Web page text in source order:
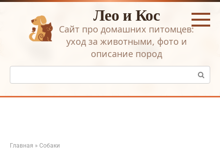
Перейти
Лео и Кос
Сайт про домашних питомцев:
уход за животными, фото и
описание пород
Поиск:
Главная » Собаки